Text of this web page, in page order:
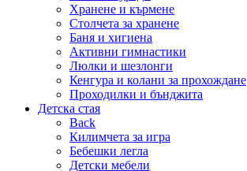
Хранене и кърмене
Столчета за хранене
Баня и хигиена
Активни гимнастики
Люлки и шезлонги
Кенгура и колани за прохождане
Проходилки и бънджита
Детска стая
Back
Килимчета за игра
Бебешки легла
Детски мебели